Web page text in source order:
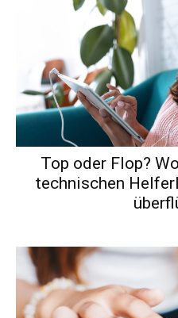
Top oder Flop?
technischen